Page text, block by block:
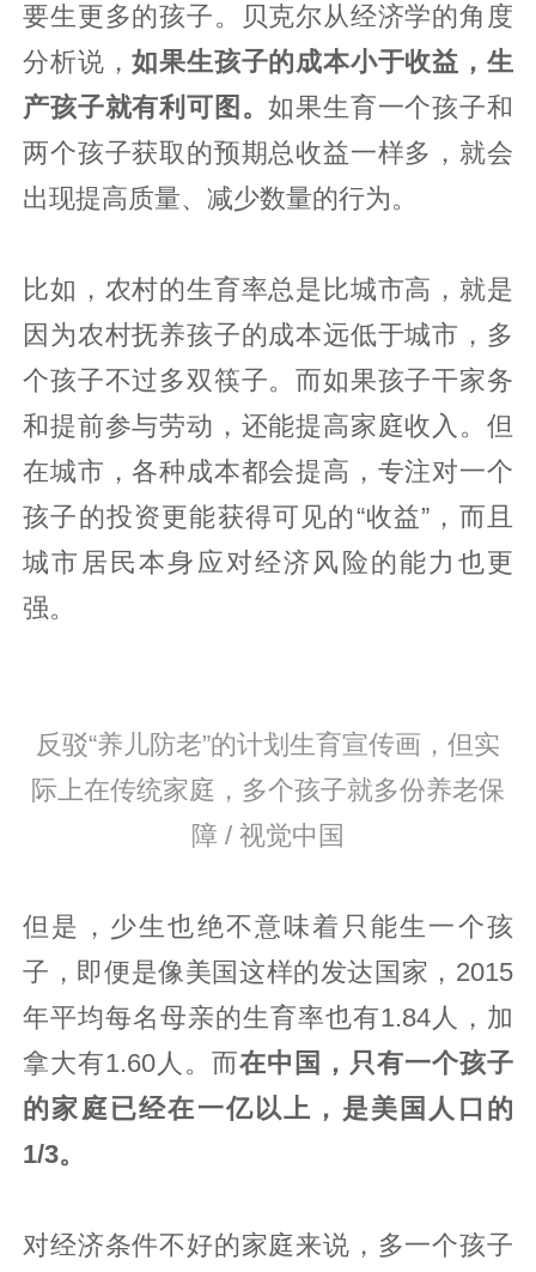
要生更多的孩子。贝克尔从经济学的角度
分析说，如果生孩子的成本小于收益，生
产孩子就有利可图。如果生育一个孩子和
两个孩子获取的预期总收益一样多，就会
出现提高质量、减少数量的行为。
比如，农村的生育率总是比城市高，就是
因为农村抚养孩子的成本远低于城市，多
个孩子不过多双筷子。而如果孩子干家务
和提前参与劳动，还能提高家庭收入。但
在城市，各种成本都会提高，专注对一个
孩子的投资更能获得可见的“收益”，而且
城市居民本身应对经济风险的能力也更
强。
反驳“养儿防老”的计划生育宣传画，但实
际上在传统家庭，多个孩子就多份养老保
障 / 视觉中国
但是，少生也绝不意味着只能生一个孩
子，即便是像美国这样的发达国家，2015
年平均每名母亲的生育率也有1.84人，加
拿大有1.60人。而在中国，只有一个孩子
的家庭已经在一亿以上，是美国人口的
1/3。
对经济条件不好的家庭来说，多一个孩子